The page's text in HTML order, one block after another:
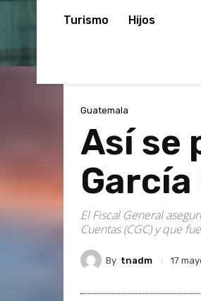
Turismo Hijos
Guatemala
Así se
El Fiscal General
Cuentas (CGC) y que
By tnadm 17